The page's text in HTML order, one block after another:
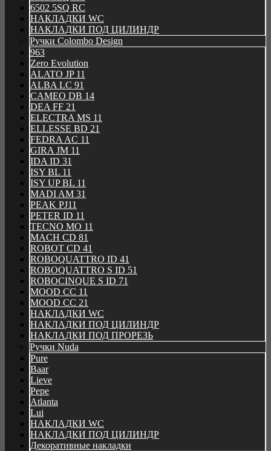
6502 5SQ RC
НАКЛАДКИ WC
НАКЛАДКИ ПОД ЦИЛИНДР
Ручки Colombo Design
963
Zero Evolution
ALATO JP 11
ALBA LC 91
CAMEO DB 14
DEA FF 21
ELECTRA MS 11
ELLESSE BD 21
FEDRA AC 11
GIRA JM 11
IDA ID 31
ISY BL 11
ISY UP BL 11
MADI AM 31
PEAK PJ11
PETER ID 11
TECNO MO 11
MACH CD 81
ROBOT CD 41
ROBOQUATTRO ID 41
ROBOQUATTRO S ID 51
ROBOCINQUE S ID 71
MOOD CC 11
MOOD CC 21
НАКЛАДКИ WC
НАКЛАДКИ ПОД ЦИЛИНДР
НАКЛАДКИ ПОД ПРОРЕЗЬ
Ручки Nuda
Pure
Baar
Lieve
Pepe
Atlanta
Lui
НАКЛАДКИ WC
НАКЛАДКИ ПОД ЦИЛИНДР
Декоративные накладки